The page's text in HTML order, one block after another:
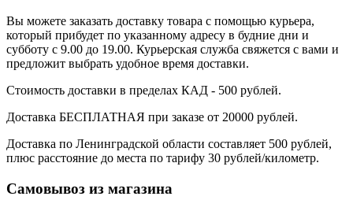
Вы можете заказать доставку товара с помощью курьера,
который прибудет по указанному адресу в будние дни и
субботу с 9.00 до 19.00. Курьерская служба свяжется с вами и
предложит выбрать удобное время доставки.
Стоимость доставки в пределах КАД - 500 рублей.
Доставка БЕСПЛАТНАЯ при заказе от 20000 рублей.
Доставка по Ленинградской области составляет 500 рублей,
плюс расстояние до места по тарифу 30 рублей/километр.
Самовывоз из магазина